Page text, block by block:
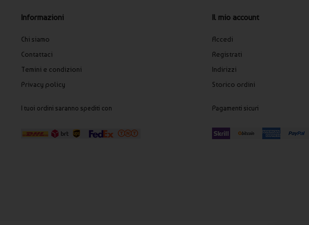
Informazioni
Chi siamo
Contattaci
Temini e condizioni
Privacy policy
I tuoi ordini saranno spediti con
Il mio account
Accedi
Registrati
Indirizzi
Storico ordini
Pagamenti sicuri